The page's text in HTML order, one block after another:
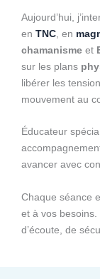
Aujourd’hui,
en TNC , en
chamanisme et
sur les plans
libérer les
mouvement au
Éducateur
avancer avec
Chaque séance
et à vos
d’écoute, de